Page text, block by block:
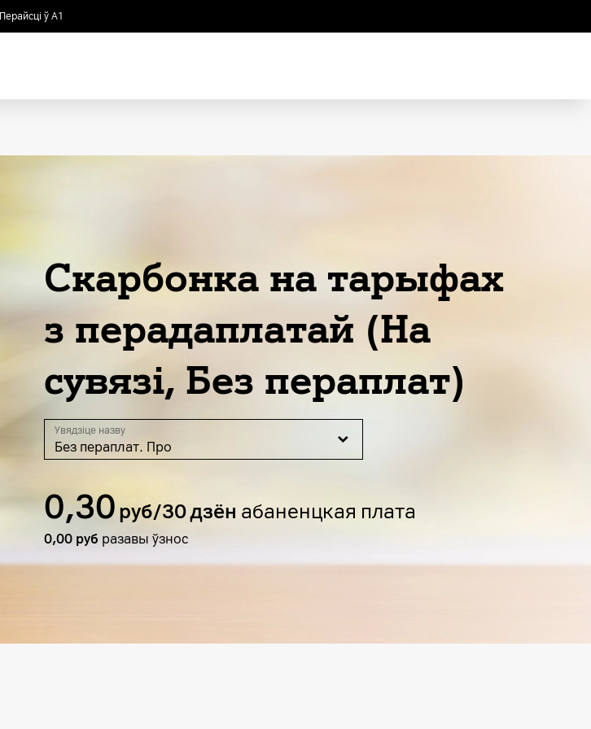
Перайсці ў А1
Скарбонка на тарыфах
з перадаплатай (На
сувязі, Без пераплат)
Без пераплат. Про
Увядзіце назву
0,30 руб/30 дзён абаненцкая плата
0,00 руб разавы ўзнос